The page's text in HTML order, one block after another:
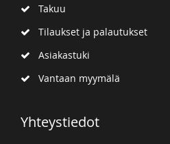
Takuu
Tilaukset ja palautukset
Asiakastuki
Vantaan myymälä
Yhteystiedot